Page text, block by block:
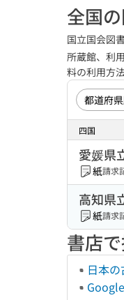
全国
国立国会図
所蔵館、利
料の利用方
四国
愛媛県
紙請求
高知県
紙請求
書店
日本